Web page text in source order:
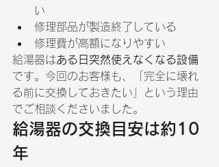
い
修理部品が製造終了している
修理費が高額になりやすい
給湯器はある日突然使えなくなる設備
です。今回のお客様も、「完全に壊れ
る前に交換しておきたい」という理由
でご相談くださいました。
給湯器の交換目安は約10
年